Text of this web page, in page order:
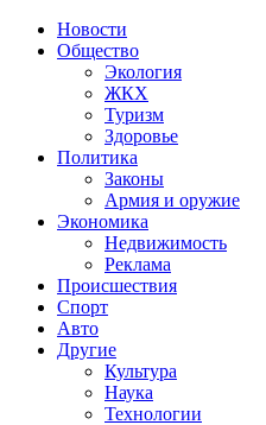
Новости
Общество
Экология
ЖКХ
Туризм
Здоровье
Политика
Законы
Армия и оружие
Экономика
Недвижимость
Реклама
Происшествия
Спорт
Авто
Другие
Культура
Наука
Технологии